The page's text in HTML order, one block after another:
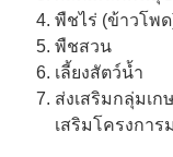
พืชไร่ (ข้าวโพ
พืชสวน
เลี้ยงสัตว์น้ำ
ส่งเสริมกลุ่มเก
เสริมโครงการ